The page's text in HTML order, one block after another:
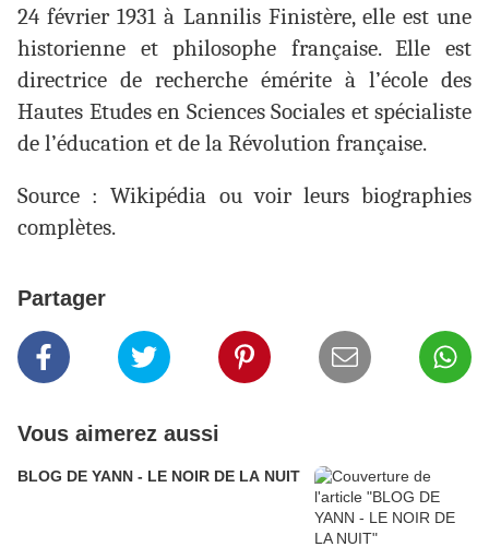
24 février 1931 à Lannilis Finistère, elle est une
historienne et philosophe française. Elle est
directrice de recherche émérite à l’école des
Hautes Etudes en Sciences Sociales et spécialiste
de l’éducation et de la Révolution française.
Source : Wikipédia ou voir leurs biographies
complètes.
Partager
Vous aimerez aussi
BLOG DE YANN - LE NOIR DE LA NUIT